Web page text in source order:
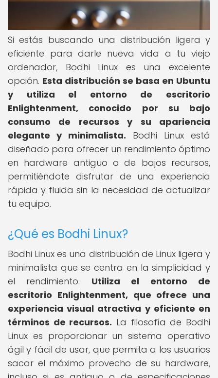
Si estás buscando una distribución ligera y
eficiente para darle nueva vida a tu viejo
ordenador, Bodhi Linux es una excelente
opción. Esta distribución se basa en Ubuntu
y utiliza el entorno de escritorio
Enlightenment, conocido por su bajo
consumo de recursos y su apariencia
elegante y minimalista. Bodhi Linux está
diseñado para ofrecer un rendimiento óptimo
en hardware antiguo o de bajos recursos,
permitiéndote disfrutar de una experiencia
rápida y fluida sin la necesidad de actualizar
tu equipo.
¿Qué es Bodhi Linux?
Bodhi Linux es una distribución de Linux ligera y
minimalista que se centra en la simplicidad y
el rendimiento. Utiliza el entorno de
escritorio Enlightenment, que ofrece una
experiencia visual atractiva y eficiente en
términos de recursos. La filosofía de Bodhi
Linux es proporcionar un sistema operativo
ágil y fácil de usar, que permita a los usuarios
sacar el máximo provecho de su hardware,